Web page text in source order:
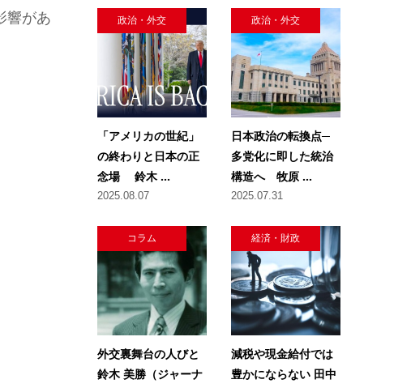
響があ
政治・外交
「アメリカの世紀」
の終わりと日本の正
念場 鈴木 ...
2025.08.07
政治・外交
日本政治の転換点─
多党化に即した統治
構造へ 牧原 ...
2025.07.31
コラム
外交裏舞台の人びと
鈴木 美勝（ジャーナ
経済・財政
減税や現金給付では
豊かにならない 田中